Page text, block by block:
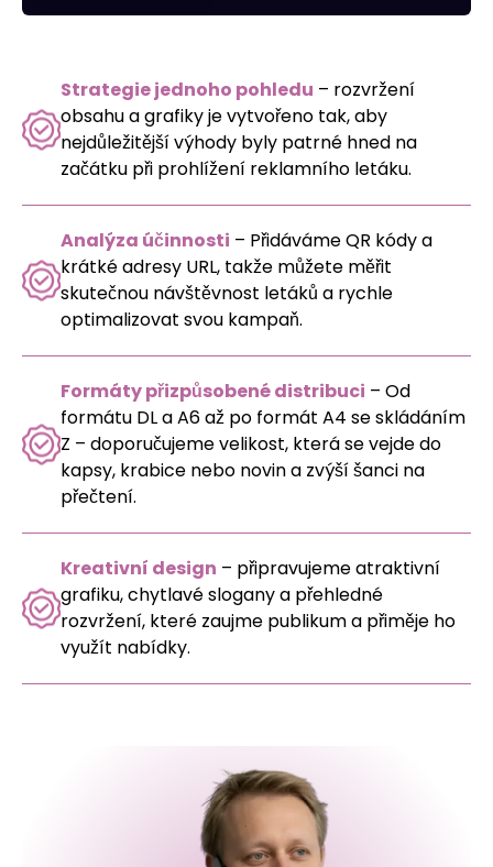
Strategie jednoho pohledu – rozvržení
obsahu a grafiky je vytvořeno tak, aby
nejdůležitější výhody byly patrné hned na
začátku při prohlížení reklamního letáku.
Analýza účinnosti – Přidáváme QR kódy a
krátké adresy URL, takže můžete měřit
skutečnou návštěvnost letáků a rychle
optimalizovat svou kampaň.
Formáty přizpůsobené distribuci – Od
formátu DL a A6 až po formát A4 se skládáním
Z – doporučujeme velikost, která se vejde do
kapsy, krabice nebo novin a zvýší šanci na
přečtení.
Kreativní design – připravujeme atraktivní
grafiku, chytlavé slogany a přehledné
rozvržení, které zaujme publikum a přiměje ho
využít nabídky.